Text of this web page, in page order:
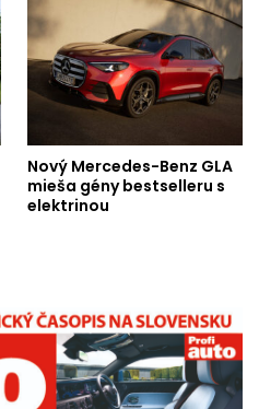
Nový Mercedes-Benz GLA
mieša gény bestselleru s
elektrinou